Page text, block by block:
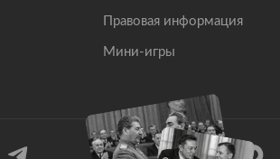
Правовая информация
Мини-игры